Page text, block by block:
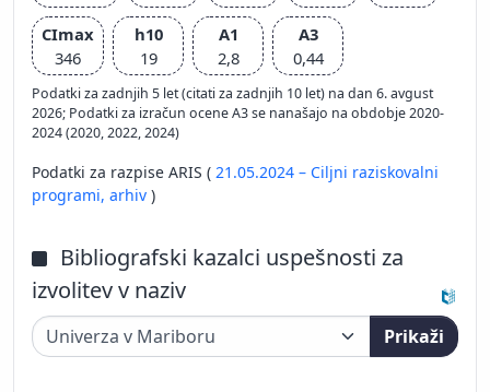
CImax
346
h10
19
A1
2,8
A3
0,44
Podatki za zadnjih 5 let (citati za zadnjih 10 let) na dan 6. avgust
2026; Podatki za izračun ocene A3 se nanašajo na obdobje 2020-
2024 (2020, 2022, 2024)
Podatki za razpise ARIS ( 21.05.2024 – Ciljni raziskovalni
programi, arhiv )
Bibliografski kazalci uspešnosti za
izvolitev v naziv
Prikaži